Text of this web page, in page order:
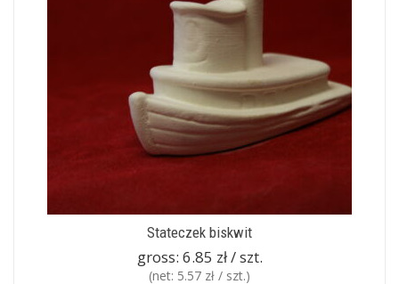
Stateczek biskwit
gross: 6.85 zł / szt.
(net: 5.57 zł / szt.)